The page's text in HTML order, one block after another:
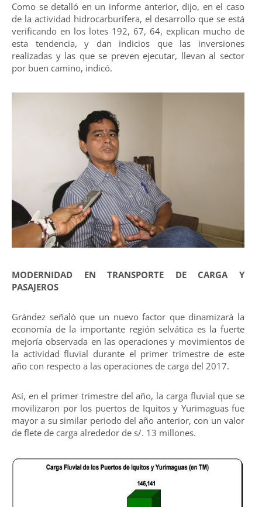
Como se detalló en un informe anterior, dijo, en el caso
de la actividad hidrocarburífera, el desarrollo que se está
verificando en los lotes 192, 67, 64, explican mucho de
esta tendencia, y dan indicios que las inversiones
realizadas y las que se preven ejecutar, llevan al sector
por buen camino, indicó.
MODERNIDAD EN TRANSPORTE DE CARGA Y
PASAJEROS
Grández señaló que un nuevo factor que dinamizará la
economía de la importante región selvática es la fuerte
mejoría observada en las operaciones y movimientos de
la actividad fluvial durante el primer trimestre de este
año con respecto a las operaciones de carga del 2017.
Así, en el primer trimestre del año, la carga fluvial que se
movilizaron por los puertos de Iquitos y Yurimaguas fue
mayor a su similar periodo del año anterior, con un valor
de flete de carga alrededor de s/. 13 millones.